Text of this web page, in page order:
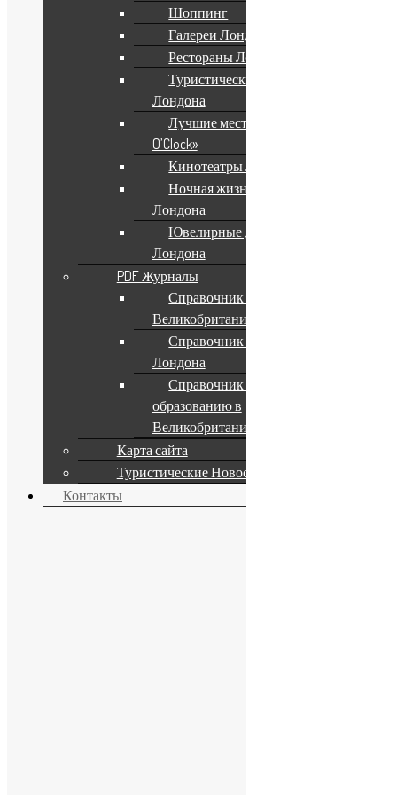
Шоппинг
Галереи Лондона
Рестораны Лондона
Туристические Пабы
Лондона
Лучшие места для «Five
O’Clock»
Кинотеатры Лондона
Ночная жизнь
Лондона
Ювелирные Дома
Лондона
PDF Журналы
Справочник по
Великобритании
Справочник Отели
Лондона
Справочник по
образованию в
Великобритании
Карта сайта
Туристические Новости
Контакты